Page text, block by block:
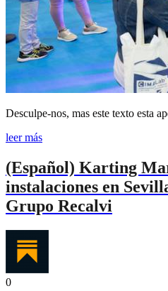
Desculpe-nos, mas este texto esta
leer más
(Español) Karting
instalaciones en
Grupo Recalvi
0